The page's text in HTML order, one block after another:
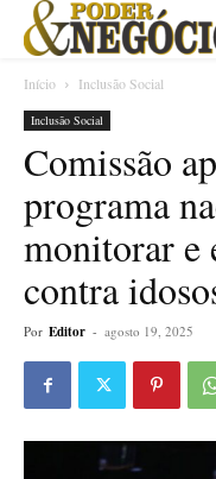
Início Inclusão Social
Inclusão Social
Comissão
programa
monitorar e
contra
Por Editor - agosto 19, 2025